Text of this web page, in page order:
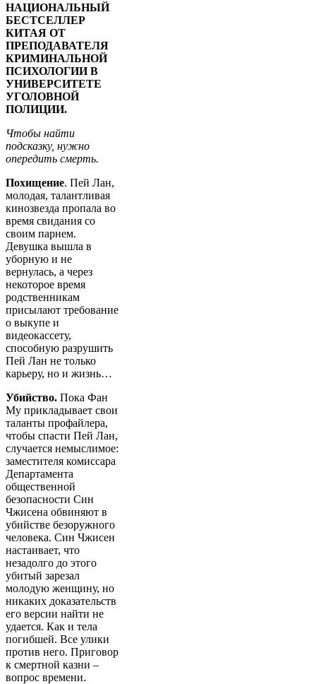
НАЦИОНАЛЬНЫЙ
БЕСТСЕЛЛЕР
КИТАЯ ОТ
ПРЕПОДАВАТЕЛЯ
КРИМИНАЛЬНОЙ
ПСИХОЛОГИИ В
УНИВЕРСИТЕТЕ
УГОЛОВНОЙ
ПОЛИЦИИ.
Чтобы найти
подсказку, нужно
опередить смерть.
Похищение. Пей Лан,
молодая, талантливая
кинозвезда пропала во
время свидания со
своим парнем.
Девушка вышла в
уборную и не
вернулась, а через
некоторое время
родственникам
присылают требование
о выкупе и
видеокассету,
способную разрушить
Пей Лан не только
карьеру, но и жизнь…
Убийство. Пока Фан
Му прикладывает свои
таланты профайлера,
чтобы спасти Пей Лан,
случается немыслимое:
заместителя комиссара
Департамента
общественной
безопасности Син
Чжисена обвиняют в
убийстве безоружного
человека. Син Чжисен
настаивает, что
незадолго до этого
убитый зарезал
молодую женщину, но
никаких доказательств
его версии найти не
удается. Как и тела
погибшей. Все улики
против него. Приговор
к смертной казни –
вопрос времени.